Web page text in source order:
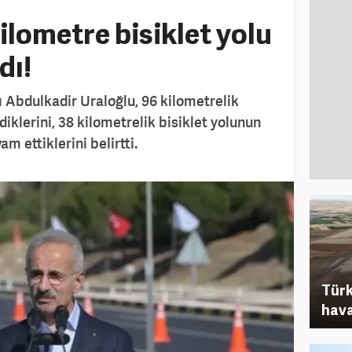
bisiklet yolu
Abdulkadir Uraloğlu, 96 kilometrelik
38 kilometrelik bisiklet yolunun
ettiklerini belirtti.